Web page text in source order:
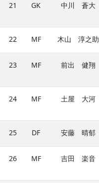
21 GK 中川 蒼大
22 MF 木山 淳之助
23 MF 前出 健翔
24 MF 土屋 大河
25 DF 安藤 晴郁
26 MF 吉田 楽音